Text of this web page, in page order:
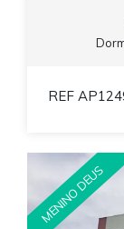
REF
MENINO DEUS